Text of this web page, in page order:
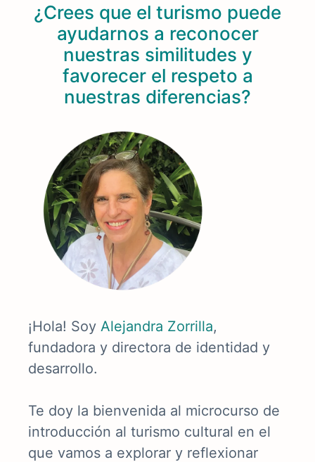
¿Crees que el turismo puede
ayudarnos a reconocer
nuestras similitudes y
favorecer el respeto a
nuestras diferencias?
¡Hola! Soy Alejandra Zorrilla,
fundadora y directora de identidad y
desarrollo.
Te doy la bienvenida al microcurso de
introducción al turismo cultural en el
que vamos a explorar y reflexionar